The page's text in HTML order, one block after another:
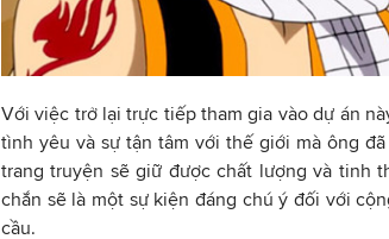
Với việc trở lại trực tiếp tham gia vào dự án
tình yêu và sự tận tâm với thế giới mà ông
trang truyện sẽ giữ được chất lượng và tinh
chắn sẽ là một sự kiện đáng chú ý đối với
cầu.